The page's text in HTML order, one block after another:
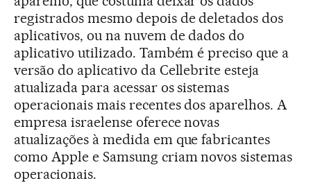
registrados mesmo depois de deletados dos
aplicativos, ou na nuvem de dados do
aplicativo utilizado. Também é preciso que a
versão do aplicativo da Cellebrite esteja
atualizada para acessar os sistemas
operacionais mais recentes dos aparelhos. A
empresa israelense oferece novas
atualizações à medida em que fabricantes
como Apple e Samsung criam novos sistemas
operacionais.